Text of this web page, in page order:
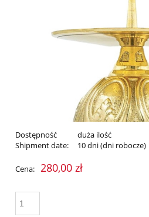
Dostępność
duża ilość
Shipment date:
10 dni (dni robocze)
Cena: 280,00 zł